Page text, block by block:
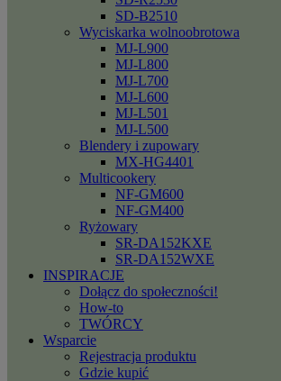
SD-B2510
Wyciskarka wolnoobrotowa
MJ-L900
MJ-L800
MJ-L700
MJ-L600
MJ-L501
MJ-L500
Blendery i zupowary
MX-HG4401
Multicookery
NF-GM600
NF-GM400
Ryżowary
SR-DA152KXE
SR-DA152WXE
INSPIRACJE
Dołącz do społeczności!
How-to
TWÓRCY
Wsparcie
Rejestracja produktu
Gdzie kupić